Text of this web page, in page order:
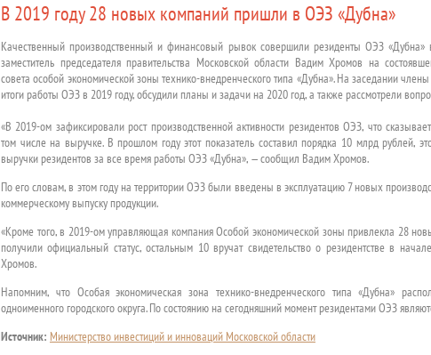
В 2019 году 28 новых компаний пришли в ОЭЗ «Дубна»
Качественный производственный и финансовый рывок совершили резиденты ОЭЗ «Дубна»
заместитель председателя правительства Московской области Вадим Хромов на
совета особой экономической зоны технико-внедренческого типа «Дубна». На заседании
итоги работы ОЭЗ в 2019 году, обсудили планы и задачи на 2020 год, а также рассмотрели
«В 2019-ом зафиксировали рост производственной активности резидентов ОЭЗ, что
том числе на выручке. В прошлом году этот показатель составил порядка 10 млрд рублей,
выручки резидентов за все время работы ОЭЗ «Дубна», — сообщил Вадим Хромов.
По его словам, в этом году на территории ОЭЗ были введены в эксплуатацию 7 новых
коммерческому выпуску продукции.
«Кроме того, в 2019-ом управляющая компания Особой экономической зоны привлекла 28
получили официальный статус, остальным 10 вручат свидетельство о резидентстве в
Хромов.
Напомним, что Особая экономическая зона технико-внедренческого типа «Дубна»
одноименного городского округа. По состоянию на сегодняшний момент резидентами ОЭЗ
Источник: Министерство инвестиций и инноваций Московской области